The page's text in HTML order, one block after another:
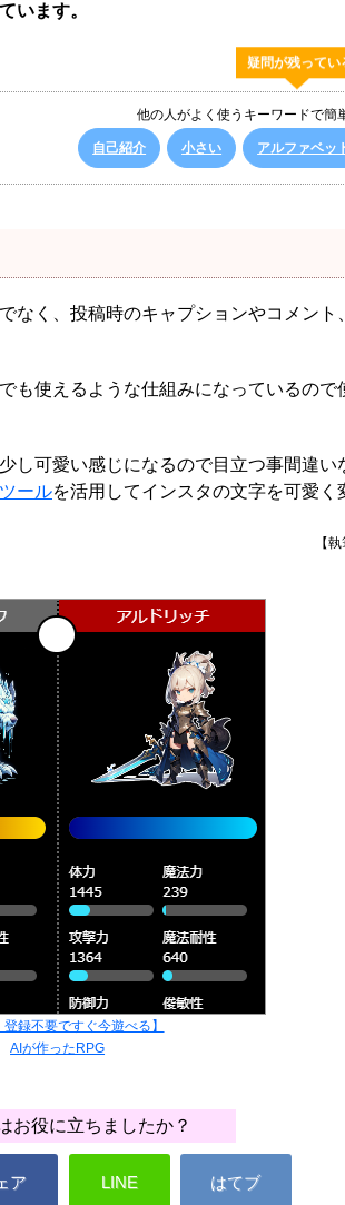
います。
疑問が残ってい
他の人がよく使うキーワードで簡
自己紹介 小さい アルファベッ
なく、投稿時のキャプションやコメント
も使えるような仕組みになっているので
し可愛い感じになるので目立つ事間違い
ールを活用してインスタの文字を可愛く
【
登録不要ですぐ今遊べる】
AIが作ったRPG
お役に立ちましたか？
ア LINE はてブ